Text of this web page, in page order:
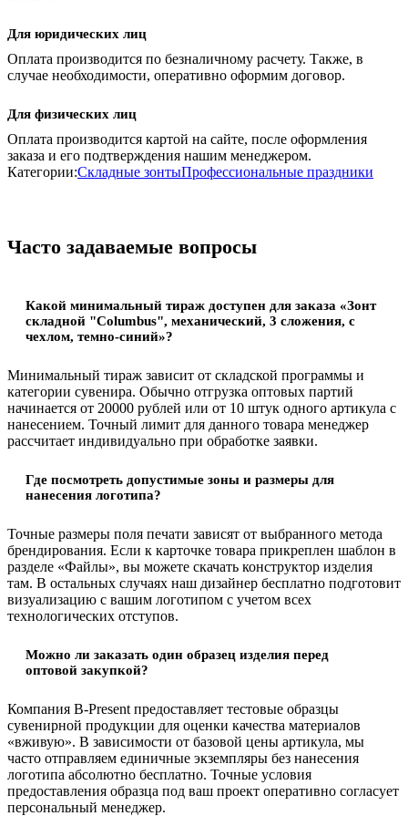
Для юридических лиц
Оплата производится по безналичному расчету. Также, в
случае необходимости, оперативно оформим договор.
Для физических лиц
Оплата производится картой на сайте, после оформления
заказа и его подтверждения нашим менеджером.
Категории:Складные зонтыПрофессиональные праздники
Часто задаваемые вопросы
Какой минимальный тираж доступен для заказа «Зонт
складной "Columbus", механический, 3 сложения, с
чехлом, темно-синий»?
Минимальный тираж зависит от складской программы и
категории сувенира. Обычно отгрузка оптовых партий
начинается от 20000 рублей или от 10 штук одного артикула с
нанесением. Точный лимит для данного товара менеджер
рассчитает индивидуально при обработке заявки.
Где посмотреть допустимые зоны и размеры для
нанесения логотипа?
Точные размеры поля печати зависят от выбранного метода
брендирования. Если к карточке товара прикреплен шаблон в
разделе «Файлы», вы можете скачать конструктор изделия
там. В остальных случаях наш дизайнер бесплатно подготовит
визуализацию с вашим логотипом с учетом всех
технологических отступов.
Можно ли заказать один образец изделия перед
оптовой закупкой?
Компания B-Present предоставляет тестовые образцы
сувенирной продукции для оценки качества материалов
«вживую». В зависимости от базовой цены артикула, мы
часто отправляем единичные экземпляры без нанесения
логотипа абсолютно бесплатно. Точные условия
предоставления образца под ваш проект оперативно согласует
персональный менеджер.